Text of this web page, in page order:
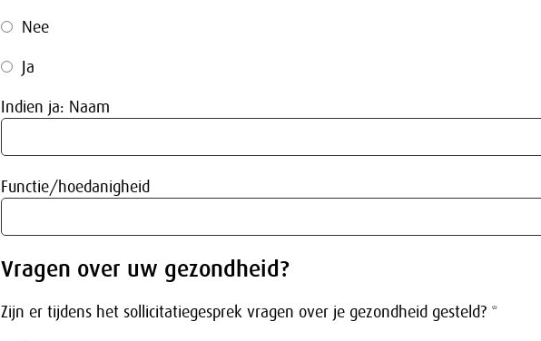
Nee
Ja
Indien ja: Naam
Functie/hoedanigheid
Vragen over uw gezondheid?
Zijn er tijdens het sollicitatiegesprek vragen over je gezondheid gesteld? *